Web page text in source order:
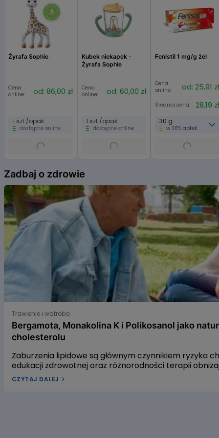
Żyrafa Sophie
Cena
online:
od: 86,00 zł
1 szt./opak
dostępne online
Kubek niekapek -
Żyrafa Sophie
Cena
online:
od: 60,00 zł
1 szt./opak
dostępne online
Fenistil 1 mg/g żel
Cena
online:
od: 25,91 zł
Średnia cena: 28,19 zł
30 g
w 38% aptek
1
of
6
Zadbaj o zdrowie
Trawienie i wątroba
Bergamota, Monakolina K i Polikosanol jako
cholesterolu
Zaburzenia lipidowe są głównym czynnikiem ryzyka
edukacji zdrowotnej oraz różnorodności terapii
leczenia dyslipidemii w Polsce pozostaje
dyslipidemią? W naszym artykule przyjrzymy się
CZYTAJ DALEJ